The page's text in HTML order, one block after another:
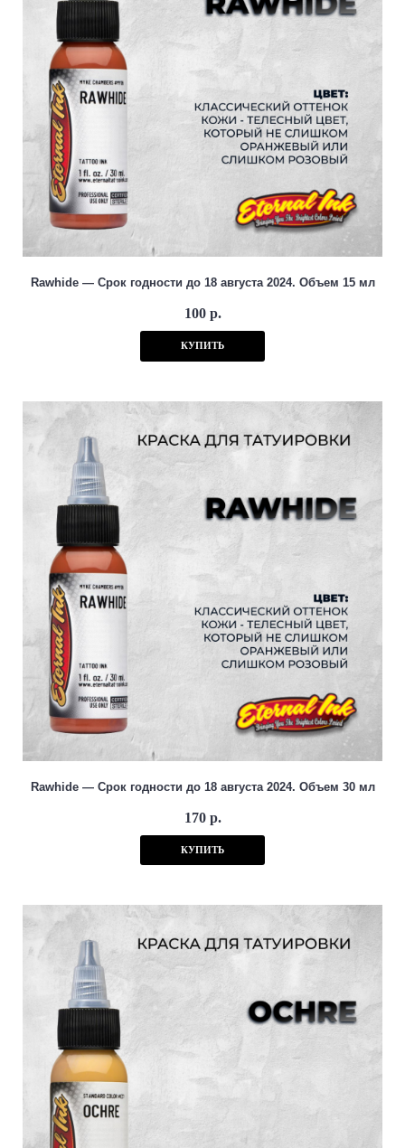
Rawhide — Срок годности до 18 августа 2024. Объем 15 мл
100 р.
КУПИТЬ
Rawhide — Срок годности до 18 августа 2024. Объем 30 мл
170 р.
КУПИТЬ